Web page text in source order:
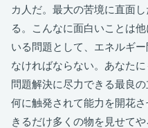
カ人だ。最大の苦境に直面
る。こんなに面白いことは
いる問題として、エネルギ
なければならない。あなた
問題解決に尽力できる最良
何に触発されて能力を開花
きるだけ多くの物を見せて